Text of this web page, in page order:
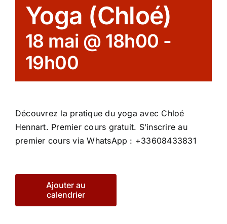
Yoga (Chloé)
18 mai @ 18h00 -
19h00
Découvrez la pratique du yoga avec Chloé
Hennart. Premier cours gratuit. S’inscrire au
premier cours via WhatsApp : +33608433831
Ajouter au
calendrier